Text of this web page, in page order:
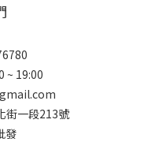
~ 19:00
街一段213號
發